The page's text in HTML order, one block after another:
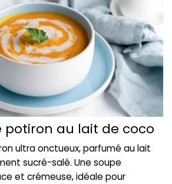
potiron au lait de coco
ultra onctueux, parfumé au lait
sucré-salé. Une soupe
et crémeuse, idéale pour